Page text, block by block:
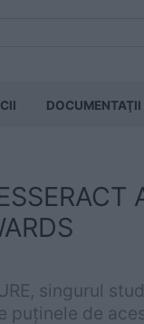
DOCUMENTAŢII
singurul
puținele de